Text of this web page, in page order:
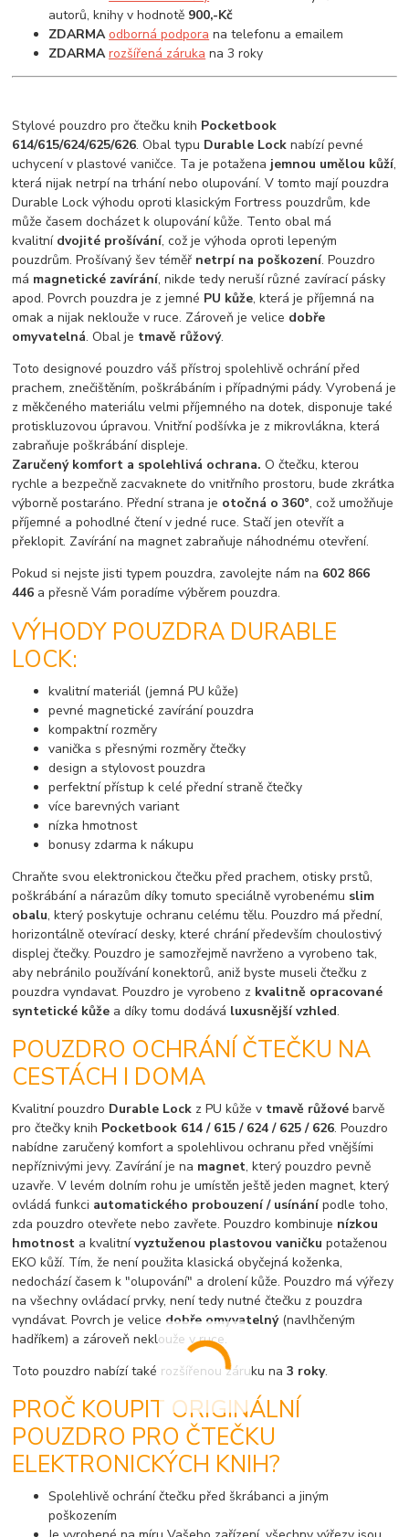
autorů, knihy v hodnotě 900,-Kč
ZDARMA odborná podpora na telefonu a emailem
ZDARMA rozšířená záruka na 3 roky
Stylové pouzdro pro čtečku knih Pocketbook
614/615/624/625/626. Obal typu Durable Lock nabízí pevné
uchycení v plastové vaničce. Ta je potažena jemnou umělou kůží,
která nijak netrpí na trhání nebo olupování. V tomto mají pouzdra
Durable Lock výhodu oproti klasickým Fortress pouzdrům, kde
může časem docházet k olupování kůže. Tento obal má
kvalitní dvojité prošívání, což je výhoda oproti lepeným
pouzdrům. Prošívaný šev téměř netrpí na poškození. Pouzdro
má magnetické zavírání, nikde tedy neruší různé zavírací pásky
apod. Povrch pouzdra je z jemné PU kůže, která je příjemná na
omak a nijak neklouže v ruce. Zároveň je velice dobře
omyvatelná. Obal je tmavě růžový.
Toto designové pouzdro váš přístroj spolehlivě ochrání před
prachem, znečištěním, poškrábáním i případnými pády. Vyrobená je
z měkčeného materiálu velmi příjemného na dotek, disponuje také
protiskluzovou úpravou. Vnitřní podšívka je z mikrovlákna, která
zabraňuje poškrábání displeje.
Zaručený komfort a spolehlivá ochrana.O čtečku, kterou
rychle a bezpečně zacvaknete do vnitřního prostoru, bude zkrátka
výborně postaráno. Přední strana je otočná o 360°, což umožňuje
příjemné a pohodlné čtení v jedné ruce. Stačí jen otevřít a
překlopit. Zavírání na magnet zabraňuje náhodnému otevření.
Pokud si nejste jisti typem pouzdra, zavolejte nám na 602 866
446 a přesně Vám poradíme výběrem pouzdra.
VÝHODY POUZDRA DURABLE
LOCK:
kvalitní materiál (jemná PU kůže)
pevné magnetické zavírání pouzdra
kompaktní rozměry
vanička s přesnými rozměry čtečky
design a stylovost pouzdra
perfektní přístup k celé přední straně čtečky
více barevných variant
nízka hmotnost
bonusy zdarma k nákupu
Chraňte svou elektronickou čtečku před prachem, otisky prstů,
poškrábání a nárazům díky tomuto speciálně vyrobenému slim
obalu, který poskytuje ochranu celému tělu. Pouzdro má přední,
horizontálně otevírací desky, které chrání především choulostivý
displej čtečky. Pouzdro je samozřejmě navrženo a vyrobeno tak,
aby nebránilo používání konektorů, aniž byste museli čtečku z
pouzdra vyndavat. Pouzdro je vyrobeno z kvalitně opracované
syntetické kůže a díky tomu dodává luxusnější vzhled.
POUZDRO OCHRÁNÍ ČTEČKU NA
CESTÁCH I DOMA
Kvalitní pouzdro Durable Lock z PU kůže v tmavě růžovébarvě
pro čtečky knih Pocketbook 614 / 615 / 624 / 625 / 626. Pouzdro
nabídne zaručený komfort a spolehlivou ochranu před vnějšími
nepříznivými jevy. Zavírání je na magnet, který pouzdro pevně
uzavře. V levém dolním rohu je umístěn ještě jeden magnet, který
ovládá funkci automatického probouzení / usínánípodle toho,
zda pouzdro otevřete nebo zavřete. Pouzdro kombinuje nízkou
hmotnost a kvalitnívyztuženou plastovou vaničku potaženou
EKO kůží. Tím, že není použita klasická obyčejná koženka,
nedochází časem k "olupování" a drolení kůže. Pouzdro má výřezy
na všechny ovládací prvky, není tedy nutné čtečku z pouzdra
vyndávat. Povrch je velice dobře omyvatelný(navlhčeným
hadříkem) a zároveň neklouže v ruce.
Toto pouzdro nabízí také rozšířenou záruku na3 roky.
PROČ KOUPIT ORIGINÁLNÍ
POUZDRO PRO ČTEČKU
ELEKTRONICKÝCH KNIH?
Spolehlivě ochrání čtečku před škrábanci a jiným
poškozením